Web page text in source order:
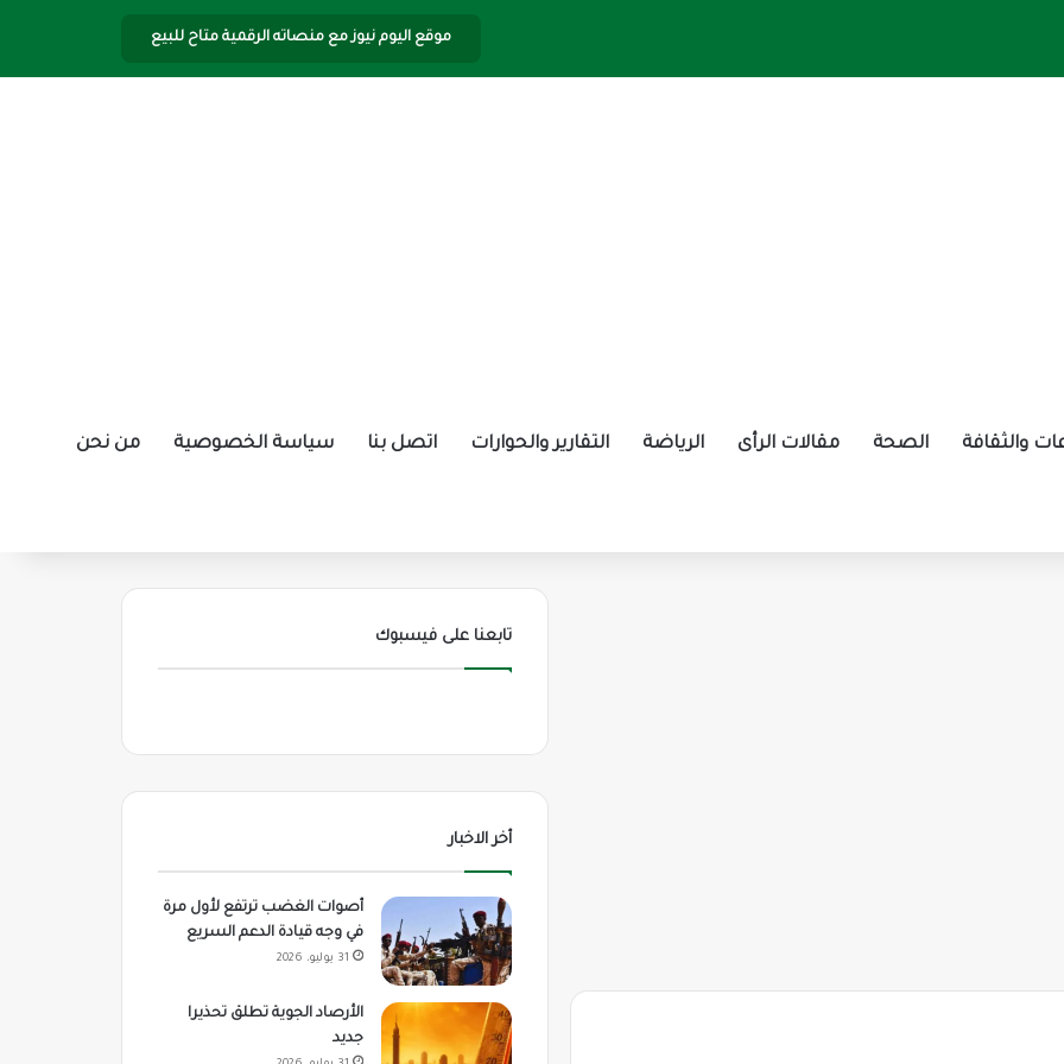
موقع اليوم نيوز مع منصاته الرقمية متاح للبيع
والثقافة الصحة مقالات الرأى الرياضة التقارير والحوارات اتصل بنا سياسة الخصوصية من نحن
تابعنا على فيسبوك
أخر الاخبار
أصوات الغضب ترتفع لأول مرة
في وجه قيادة الدعم السريع
31 يوليو، 2026
الأرصاد الجوية تطلق تحذيرا
جديد